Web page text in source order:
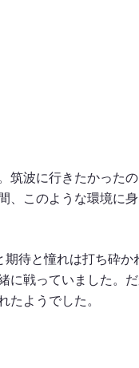
筑波に行きたかった
、このような環境に
待と憧れは打ち砕
に戦っていました。
たようでした。